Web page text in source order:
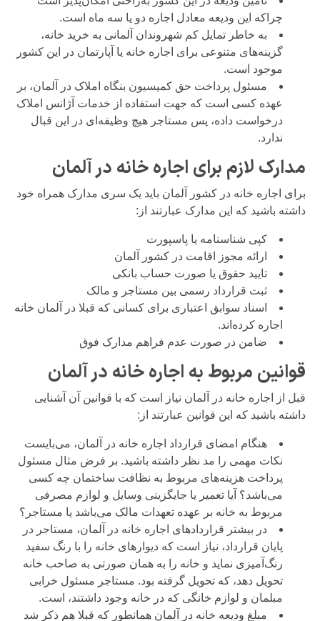
چراکه این ودیعه معادل اجاره‌ دو یا سه‌ ماه است.
به خاطر تمایل کم شهروندان آلمانی به خرید خانه،
گزینه‌های متنوعی برای اجاره خانه یا آپارتمان در این کشور
موجود است.
مسئول پرداخت حق کمیسیون بنگاه املاک در آلمان، بر
عهده کسی است که جهت استفاده از خدمات آژانس املاک
درخواست داده، پس مستاجر هیچ وظیفه‌ای در این قبال
ندارد.
مدارک لازم برای اجاره خانه در آلمان
برای اجاره خانه در کشور آلمان باید یک سری مدارک همراه خود
داشته باشید که این مدارک عبارتند از:
کپی شناسنامه یا پاسپورت
ارائه مجوز اقامت در کشور آلمان
تایید حقوق یا صورت حساب بانکی
ثبت قرارداد رسمی بین مستاجر و مالک
اسناد سوابق اعتباری برای کسانی که قبلا در آلمان خانه
اجاره کرده‌اند.
ضامن در صورت عدم فراهم مدارک فوق
قوانین مربوط به اجاره خانه در آلمان
قبل از اجاره خانه در آلمان نیاز است که با قوانین آن آشنایی
داشته باشید که این قوانین عبارتند از:
هنگام امضای قرارداد اجاره خانه در آلمان، می‌بایست
نکات مهمی را مد نظر داشته باشید. بر فرض مثال مسئول
پرداخت هزینه‌های مربوط به نظافت ساختمان چه کسی
می‌باشد؟ آیا تعمیر یا جایگزینی وسایل و لوازم مصرفی
مربوط به خانه بر عهده تعهدات مالک می‌باشد یا مستاجر؟
در بیشتر قراردادهای اجاره خانه در آلمان، مستاجر در
پایان قرارداد، نیاز است که دیوارهای خانه را با رنگ سفید
رنگ‌آمیزی نماید و خانه را به همان صورتی به صاحب خانه
تحویل دهد، که تحویل گرفته بود. مستاجر مسئول خرابی
مبلمان و لوازم خانگی که در خانه وجود داشتند، است.
مبلغ ودیعه خانه در آلمان همانطور که قبلا هم ذکر شد